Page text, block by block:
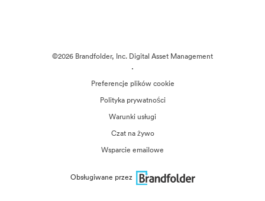
©2026 Brandfolder, Inc. Digital Asset Management
·
Preferencje plików cookie
Polityka prywatności
Warunki usługi
Czat na żywo
Wsparcie emailowe
Obsługiwane przez